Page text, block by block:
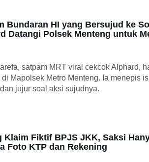
Bundaran HI yang Bersujud ke
Datangi Polsek Menteng untuk
satpam MRT viral cekcok Alphard,
di Mapolsek Metro Menteng. Ia menepis
jujur soal aksi sujudnya.
Klaim Fiktif BPJS JKK, Saksi
Foto KTP dan Rekening